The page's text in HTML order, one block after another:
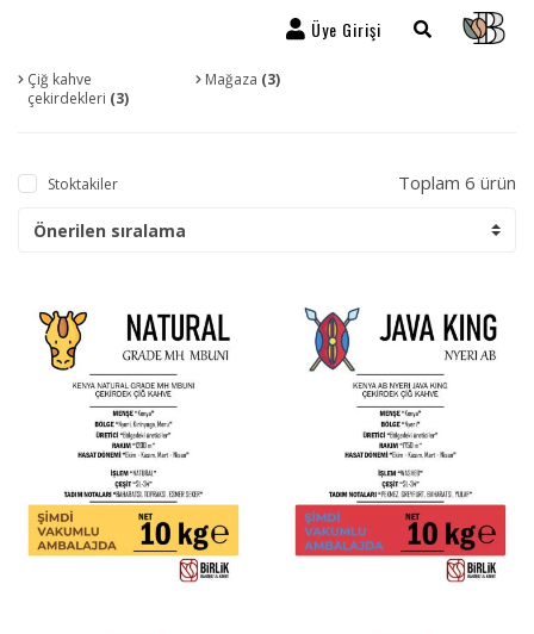
Üye Girişi
Çiğ kahve
çekirdekleri (3)
Mağaza (3)
Stoktakiler Toplam 6 ürün